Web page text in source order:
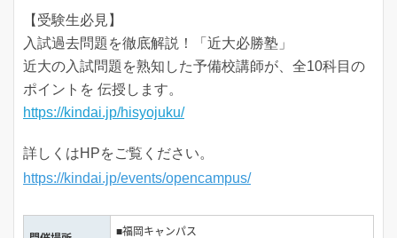
【受験生必見】
入試過去問題を徹底解説！「近大必勝塾」
近大の入試問題を熟知した予備校講師が、全10科目の
ポイントを 伝授します。
https://kindai.jp/hisyojuku/
詳しくはHPをご覧ください。
https://kindai.jp/events/opencampus/
■福岡キャンパス